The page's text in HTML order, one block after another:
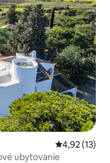
Priemerné
4,92 (13)
ubytovanie